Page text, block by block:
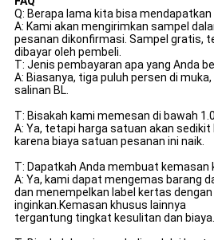
Q: Berapa lama kita bisa mendapatkan
A: Kami akan mengirimkan sampel
pesanan dikonfirmasi. Sampel gratis,
dibayar oleh pembeli.
T: Jenis pembayaran apa yang Anda
A: Biasanya, tiga puluh persen di
salinan BL.
T: Bisakah kami memesan di bawah
A: Ya, tetapi harga satuan akan
karena biaya satuan pesanan ini naik.
T: Dapatkah Anda membuat kemasan
A: Ya, kami dapat mengemas barang
dan menempelkan label kertas dengan
inginkan.Kemasan khusus lainnya
tergantung tingkat kesulitan dan biaya.